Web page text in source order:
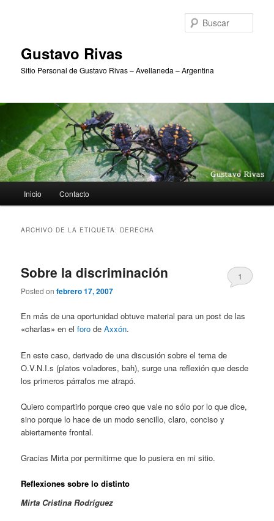
Gustavo Rivas
Sitio Personal de Gustavo Rivas – Avellaneda – Argentina
principal
Inicio Contacto
ARCHIVO DE LA ETIQUETA: DERECHA
Sobre la discriminación
Posted onfebrero 17, 2007
1
En más de una oportunidad obtuve material para un post de las
«charlas» en elforo deAxxón.
En este caso, derivado de una discusión sobre el tema de
O.V.N.I.s (platos voladores, bah), surge una reflexión que desde
los primeros párrafos me atrapó.
Quiero compartirlo porque creo que vale no sólo por lo que dice,
sino porque lo hace de un modo sencillo, claro, conciso y
abiertamente frontal.
Gracias Mirta por permitirme que lo pusiera en mi sitio.
Reflexiones sobre lo distinto
Mirta Cristina Rodríguez